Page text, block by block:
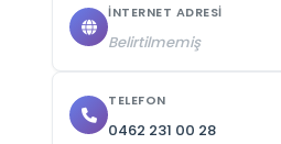
İNTERNET ADRESI
Belirtilmemiş
TELEFON
0462 231 00 28